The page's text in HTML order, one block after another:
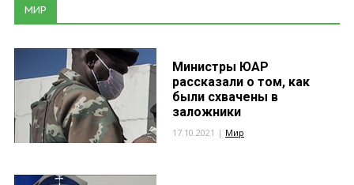
МИР
Министры ЮАР
рассказали о том, как
были схвачены в
заложники
17.10.2021 | Мир